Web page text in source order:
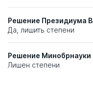
Решение Президиума
Да, лишить степени
Решение Минобрнауки
Лишен степени